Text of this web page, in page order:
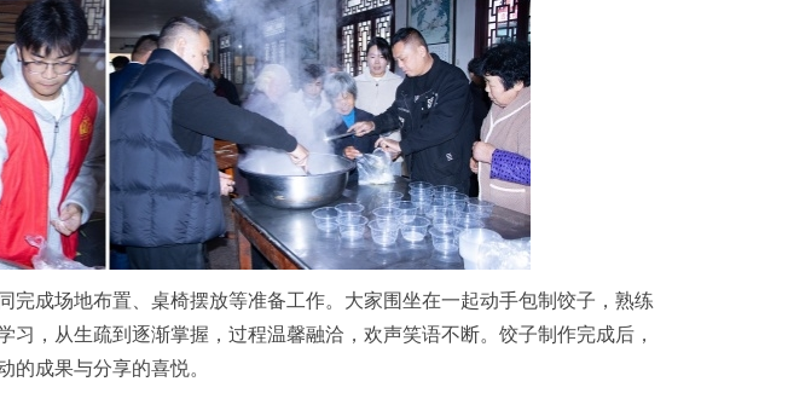
完成场地布置、桌椅摆放等准备工作。大家围坐在一起动手包制饺子，熟练
，从生疏到逐渐掌握，过程温馨融洽，欢声笑语不断。饺子制作完成后，
的成果与分享的喜悦。